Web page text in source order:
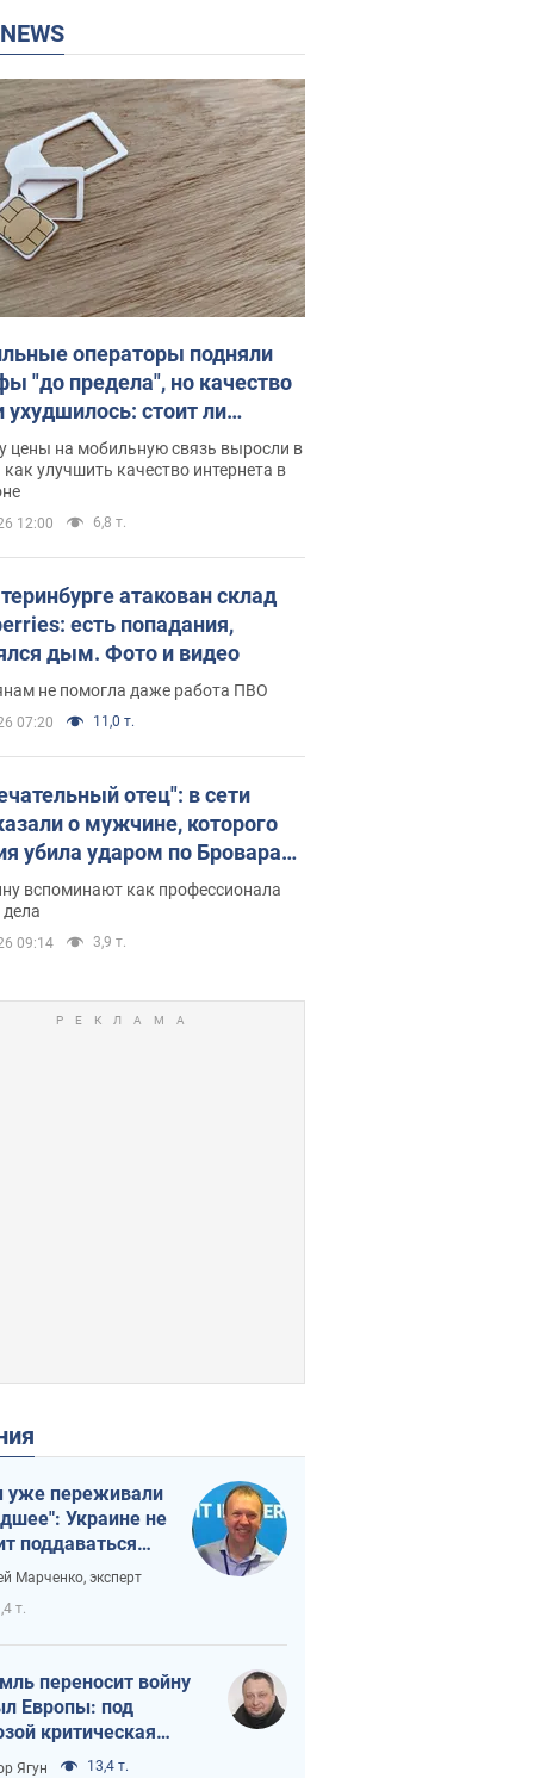
NEWS
операторы подняли
"до предела", но качество
ухудшилось: стоит ли
на цены
цены на мобильную связь выросли в
улучшить качество интернета в
12:00 6,8 т.
атакован склад
есть попадания,
дым. Фото и видео
не помогла даже работа ПВО
07:20 11,0 т.
отец": в сети
о мужчине, которого
убила ударом по Броварам.
вспоминают как профессионала
дела
09:14 3,9 т.
переживали
Украине не
поддаваться
из-за
Марченко, эксперт
т.
переносит войну
Европы: под
критическая
Ягун 13,4 т.